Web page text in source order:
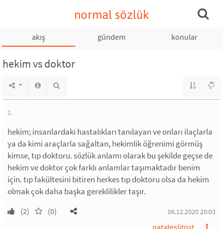
normal sözlük
akış gündem konular
hekim vs doktor
1.
hekim; insanlardaki hastalıkları tanılayan ve onları ilaçlarla
ya da kimi araçlarla sağaltan, hekimlik öğrenimi görmüş
kimse, tıp doktoru. sözlük anlamı olarak bu şekilde geçse de
hekim ve doktor çok farklı anlamlar taşımaktadır benim
için. tıp fakültesini bitiren herkes tıp doktoru olsa da hekim
olmak çok daha başka gereklilikler taşır.
(2) (0) 06.12.2020 20:03
patateslitost